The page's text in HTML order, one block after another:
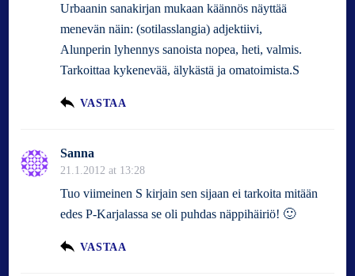
Urbaanin sanakirjan mukaan käännös näyttää
menevän näin: (sotilasslangia) adjektiivi,
Alunperin lyhennys sanoista nopea, heti, valmis.
Tarkoittaa kykenevää, älykästä ja omatoimista.S
VASTAA
Sanna
21.1.2012 at 13:28
Tuo viimeinen S kirjain sen sijaan ei tarkoita mitään
edes P-Karjalassa se oli puhdas näppihäiriö! 🙂
VASTAA